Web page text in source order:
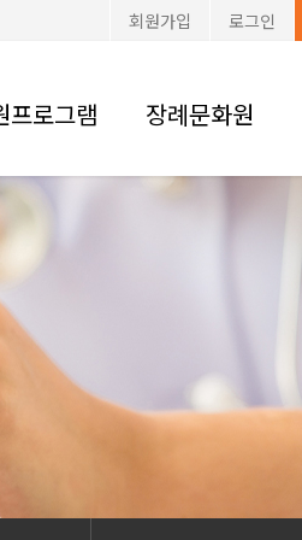
로그인
회원가입
프로그램 장례문화원